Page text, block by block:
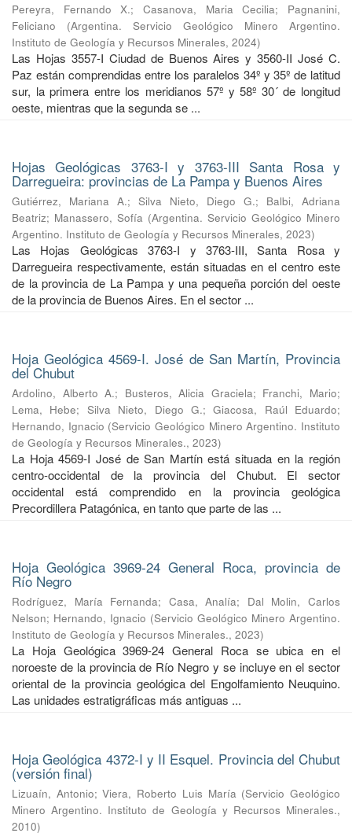
Pereyra, Fernando X.;Casanova, Maria Cecilia; Pagnanini,
Feliciano
(Argentina. Servicio Geológico Minero Argentino.
Instituto de Geología y Recursos Minerales, 2024)
Las Hojas 3557-I Ciudad de Buenos Aires y 3560-II José C.
Paz están comprendidas entre los paralelos 34º y 35º de latitud
sur, la primera entre los meridianos 57º y 58º 30´ de longitud
oeste, mientras que la segunda se ...
Hojas Geológicas 3763-I y 3763-III Santa Rosa y
Darregueira: provincias de La Pampa y Buenos Aires
Gutiérrez, Mariana A.; Silva Nieto, Diego G.; Balbi, Adriana
Beatriz; Manassero, Sofía (Argentina. Servicio Geológico Minero
Argentino. Instituto de Geología y Recursos Minerales, 2023)
Las Hojas Geológicas 3763-I y 3763-III, Santa Rosa y
Darregueira respectivamente, están situadas en el centro este
de la provincia de La Pampa y una pequeña porción del oeste
de la provincia de Buenos Aires. En el sector ...
Hoja Geológica 4569-I. José de San Martín, Provincia
del Chubut
Ardolino, Alberto A.; Busteros, Alicia Graciela; Franchi, Mario;
Lema, Hebe; Silva Nieto, Diego G.;Giacosa, Raúl Eduardo;
Hernando, Ignacio (Servicio Geológico Minero Argentino. Instituto
de Geología y Recursos Minerales., 2023)
La Hoja 4569-I José de San Martín está situada en la región
centro-occidental de la provincia del Chubut. El sector
occidental está comprendido en la provincia geológica
Precordillera Patagónica, en tanto que parte de las ...
Hoja Geológica 3969-24 General Roca, provincia de
Río Negro
Rodríguez, María Fernanda; Casa, Analía; Dal Molin, Carlos
Nelson; Hernando, Ignacio (Servicio Geológico Minero Argentino.
Instituto de Geología y Recursos Minerales., 2023)
La Hoja Geológica 3969-24 General Roca se ubica en el
noroeste de la provincia de Río Negro y se incluye en el sector
oriental de la provincia geológica del Engolfamiento Neuquino.
Las unidades estratigráficas más antiguas ...
Hoja Geológica 4372-I y II Esquel. Provincia del Chubut
(versión final)
Lizuaín, Antonio;Viera, Roberto Luis María (Servicio Geológico
Minero Argentino. Instituto de Geología y Recursos Minerales.,
2010)